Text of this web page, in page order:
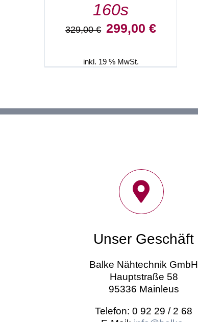
160s
329,00€ Ursprünglicher
329,00 €
299,00€Aktueller
inkl. 19 % MwSt.
Unser Geschäft
Balke Nähtechnik GmbH
Hauptstraße 58
95336 Mainleus
Telefon: 0 92 29 / 2 68